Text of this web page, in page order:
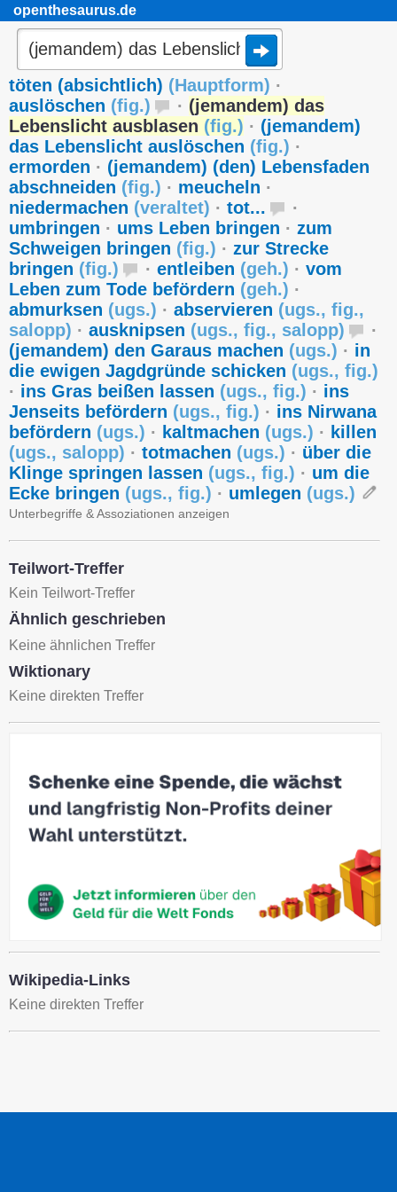
openthesaurus.de
töten (absichtlich) (Hauptform) ·
auslöschen (fig.) · (jemandem) das
Lebenslicht ausblasen (fig.) · (jemandem)
das Lebenslicht auslöschen (fig.) ·
ermorden · (jemandem) (den) Lebensfaden
abschneiden (fig.) · meucheln ·
niedermachen (veraltet) · tot...
·
umbringen · ums Leben bringen · zum
Schweigen bringen (fig.) · zur Strecke
bringen (fig.) · entleiben (geh.) · vom
Leben zum Tode befördern (geh.) ·
abmurksen (ugs.) · abservieren (ugs., fig.,
salopp) · ausknipsen (ugs., fig., salopp)
·
(jemandem) den Garaus machen (ugs.) · in
die ewigen Jagdgründe schicken (ugs., fig.)
· ins Gras beißen lassen (ugs., fig.) · ins
Jenseits befördern (ugs., fig.) · ins Nirwana
befördern (ugs.) · kaltmachen (ugs.) · killen
(ugs., salopp) · totmachen (ugs.) · über die
Klinge springen lassen (ugs., fig.) · um die
Ecke bringen (ugs., fig.) · umlegen (ugs.)
Unterbegriffe & Assoziationen anzeigen
Teilwort-Treffer
Kein Teilwort-Treffer
Ähnlich geschrieben
Keine ähnlichen Treffer
Wiktionary
Keine direkten Treffer
Wikipedia-Links
Keine direkten Treffer